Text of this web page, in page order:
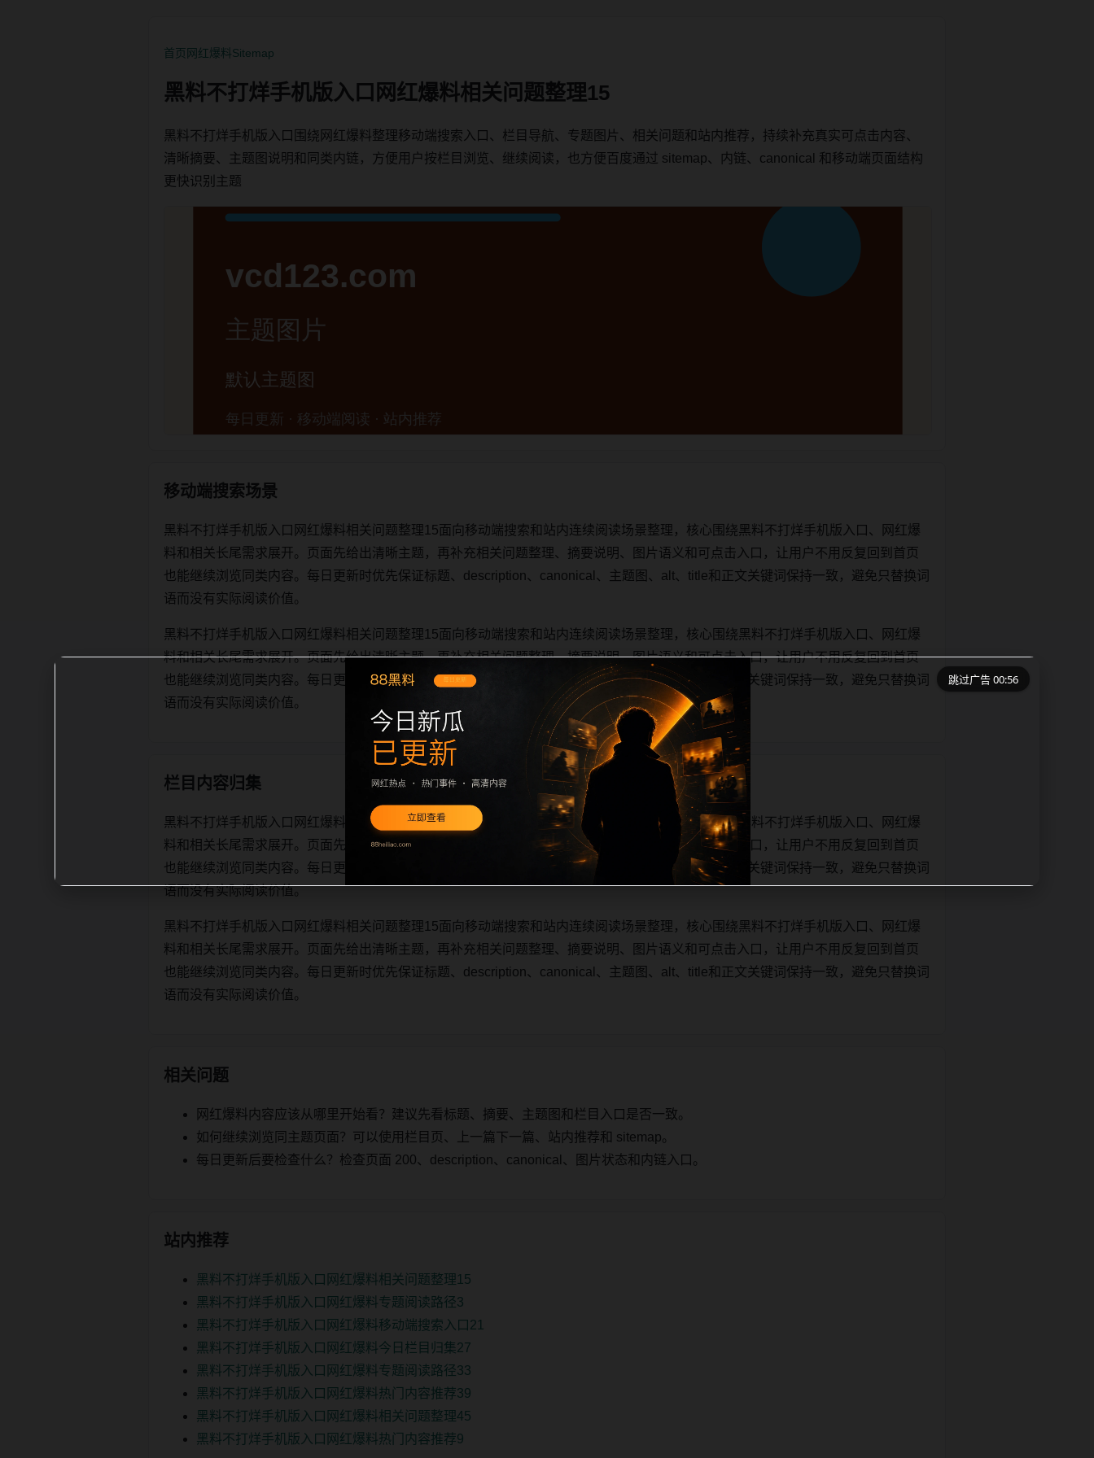
首页网红爆料Sitemap
黑料不打烊手机版入口网红爆料相关问题整理15
黑料不打烊手机版入口围绕网红爆料整理移动端搜索入口、栏目导航、专题图片、相关问题和站内推荐，持续补充真实可点击内容、
清晰摘要、主题图说明和同类内链，方便用户按栏目浏览、继续阅读，也方便百度通过 sitemap、内链、canonical 和移动端页面结构
更快识别主题
移动端搜索场景
黑料不打烊手机版入口网红爆料相关问题整理15面向移动端搜索和站内连续阅读场景整理，核心围绕黑料不打烊手机版入口、网红爆
料和相关长尾需求展开。页面先给出清晰主题，再补充相关问题整理、摘要说明、图片语义和可点击入口，让用户不用反复回到首页
也能继续浏览同类内容。每日更新时优先保证标题、description、canonical、主题图、alt、title和正文关键词保持一致，避免只替换词
语而没有实际阅读价值。
黑料不打烊手机版入口网红爆料相关问题整理15面向移动端搜索和站内连续阅读场景整理，核心围绕黑料不打烊手机版入口、网红爆
料和相关长尾需求展开。页面先给出清晰主题，再补充相关问题整理、摘要说明、图片语义和可点击入口，让用户不用反复回到首页
也能继续浏览同类内容。每日更新时优先保证标题、description、canonical、主题图、alt、title和正文关键词保持一致，避免只替换词
语而没有实际阅读价值。
栏目内容归集
黑料不打烊手机版入口网红爆料相关问题整理15面向移动端搜索和站内连续阅读场景整理，核心围绕黑料不打烊手机版入口、网红爆
料和相关长尾需求展开。页面先给出清晰主题，再补充相关问题整理、摘要说明、图片语义和可点击入口，让用户不用反复回到首页
也能继续浏览同类内容。每日更新时优先保证标题、description、canonical、主题图、alt、title和正文关键词保持一致，避免只替换词
语而没有实际阅读价值。
黑料不打烊手机版入口网红爆料相关问题整理15面向移动端搜索和站内连续阅读场景整理，核心围绕黑料不打烊手机版入口、网红爆
料和相关长尾需求展开。页面先给出清晰主题，再补充相关问题整理、摘要说明、图片语义和可点击入口，让用户不用反复回到首页
也能继续浏览同类内容。每日更新时优先保证标题、description、canonical、主题图、alt、title和正文关键词保持一致，避免只替换词
语而没有实际阅读价值。
相关问题
网红爆料内容应该从哪里开始看？建议先看标题、摘要、主题图和栏目入口是否一致。
如何继续浏览同主题页面？可以使用栏目页、上一篇下一篇、站内推荐和 sitemap。
每日更新后要检查什么？检查页面 200、description、canonical、图片状态和内链入口。
站内推荐
黑料不打烊手机版入口网红爆料相关问题整理15
黑料不打烊手机版入口网红爆料专题阅读路径3
黑料不打烊手机版入口网红爆料移动端搜索入口21
黑料不打烊手机版入口网红爆料今日栏目归集27
黑料不打烊手机版入口网红爆料专题阅读路径33
黑料不打烊手机版入口网红爆料热门内容推荐39
黑料不打烊手机版入口网红爆料相关问题整理45
黑料不打烊手机版入口网红爆料热门内容推荐9
跳过广告 00:55